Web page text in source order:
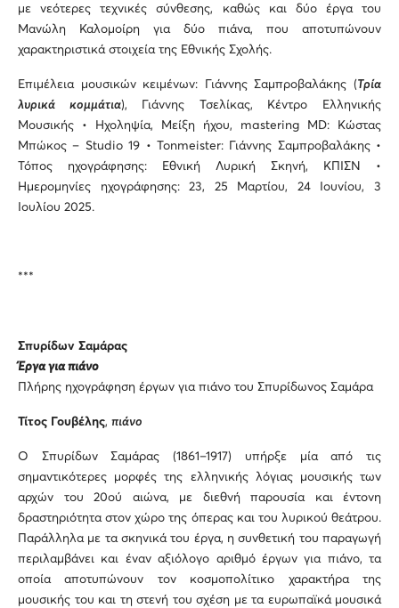
με νεότερες τεχνικές σύνθεσης, καθώς και δύο έργα του
Μανώλη Καλομοίρη για δύο πιάνα, που αποτυπώνουν
χαρακτηριστικά στοιχεία της Εθνικής Σχολής.
Επιμέλεια μουσικών κειμένων: Γιάννης Σαμπροβαλάκης (Τρία
λυρικά κομμάτια), Γιάννης Τσελίκας, Κέντρο Ελληνικής
Μουσικής • Ηχοληψία, Μείξη ήχου, mastering MD: Κώστας
Μπώκος – Studio 19 • Tonmeister: Γιάννης Σαμπροβαλάκης •
Τόπος ηχογράφησης: Εθνική Λυρική Σκηνή, ΚΠΙΣΝ •
Ημερομηνίες ηχογράφησης: 23, 25 Μαρτίου, 24 Ιουνίου, 3
Ιουλίου 2025.
***
Σπυρίδων Σαμάρας
Έργα για πιάνο
Πλήρης ηχογράφηση έργων για πιάνο του Σπυρίδωνος Σαμάρα
Τίτος Γουβέλης, πιάνο
Ο Σπυρίδων Σαμάρας (1861–1917) υπήρξε μία από τις
σημαντικότερες μορφές της ελληνικής λόγιας μουσικής των
αρχών του 20ού αιώνα, με διεθνή παρουσία και έντονη
δραστηριότητα στον χώρο της όπερας και του λυρικού θεάτρου.
Παράλληλα με τα σκηνικά του έργα, η συνθετική του παραγωγή
περιλαμβάνει και έναν αξιόλογο αριθμό έργων για πιάνο, τα
οποία αποτυπώνουν τον κοσμοπολίτικο χαρακτήρα της
μουσικής του και τη στενή του σχέση με τα ευρωπαϊκά μουσικά